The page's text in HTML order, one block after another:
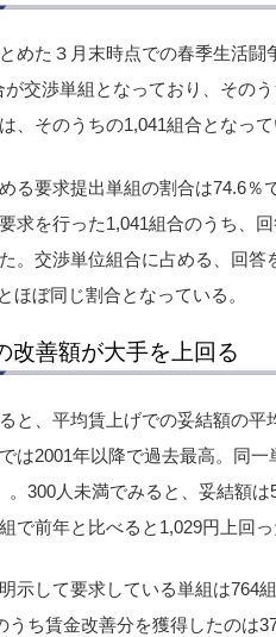
めた３月末時点での春季生活
交渉単組となっており、その
、そのうちの1,041組合となって
る要求提出単組の割合は74.6％
求を行った1,041組合のうち、
。交渉単位組合に占める、回
ほぼ同じ割合となっている。
改善額が大手を上回る
と、平均賃上げでの妥結額の平
は2001年以降で過去最高。同
。300人未満でみると、妥結額
で前年と比べると1,029円上回っ
示して要求している単組は764
うち賃金改善分を獲得したのは